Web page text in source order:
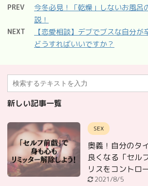
PREV
今冬必見！「乾燥」しないお風呂
説！
NEXT
【恋愛相談】デブでブスな自分が
どうすればいいですか？
新しい記事一覧
SEX
奥義！自分のタ
良くなる「セル
リスをコントロ
2021/8/5